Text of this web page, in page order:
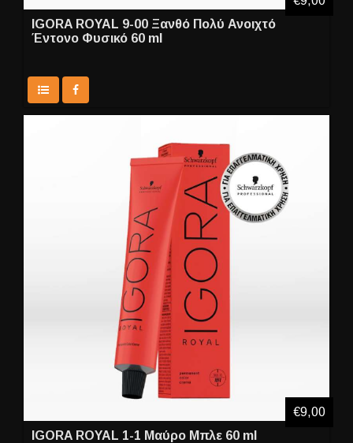
IGORA ROYAL 9-00 Ξανθό Πολύ Ανοιχτό
Έντονο Φυσικό 60 ml
IGORA ROYAL 1-1 Μαύρο Μπλε 60 ml
€9,00